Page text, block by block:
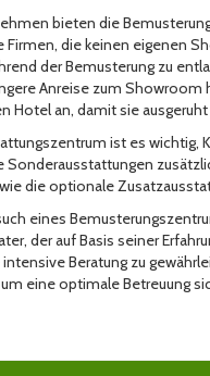
bieten die
Firmen, die keinen eigenen
der Bemusterung zu
Anreise zum
Hotel an, damit sie
ist es wichtig,
die optionale
eines
der auf Basis seiner
Beratung zu
eine optimale Betreuung